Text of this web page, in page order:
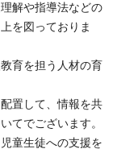
解や指導法などの
を図っておりま
育を担う人材の育
置して、情報を共
てでございます。
童生徒への支援を